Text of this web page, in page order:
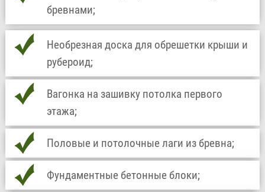
бревнами;
Необрезная доска для обрешетки крыши и
рубероид;
Вагонка на зашивку потолка первого
этажа;
Половые и потолочные лаги из бревна;
Фундаментные бетонные блоки;